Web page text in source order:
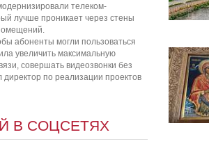
телеком-
лучше проникает через стены
абоненты могли пользоваться
увеличить максимальную
совершать видеозвонки без
по реализации проектов
В СОЦСЕТЯХ